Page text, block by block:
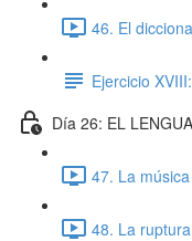
46. El
Ejercicio
Día 26: EL
47. La
48. La